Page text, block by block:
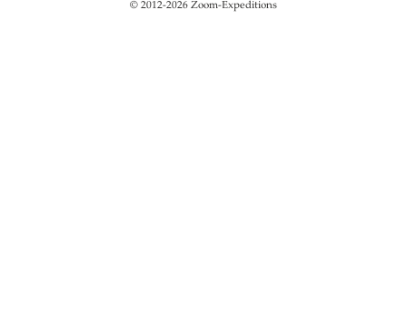
© 2012-2026 Zoom-Expeditions